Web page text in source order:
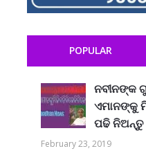
POPULAR
ନବୀନଙ୍କ
ଏମାନଙ୍କୁ
ପଢି ନିଅନ୍ତୁ
February 23, 2019